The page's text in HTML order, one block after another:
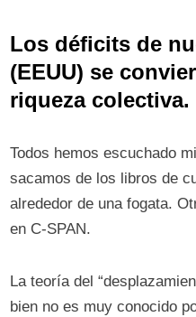
Los déficits de
(EEUU) se
riqueza colectiva.
Todos hemos escuchado
sacamos de los libros de
alrededor de una fogata.
en C-SPAN.
La teoría del
bien no es muy conocido